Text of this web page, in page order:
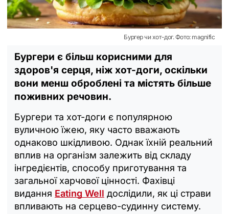
Бургер чи хот-дог. Фото: magnific
Бургери є більш корисними для
здоров'я серця, ніж хот-доги, оскільки
вони менш оброблені та містять більше
поживних речовин.
Бургери та хот-доги є популярною
вуличною їжею, яку часто вважають
однаково шкідливою. Однак їхній реальний
вплив на організм залежить від складу
інгредієнтів, способу приготування та
загальної харчової цінності. Фахівці
видання Eating Well дослідили, як ці страви
впливають на серцево-судинну систему.